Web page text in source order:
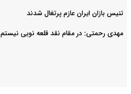
تنیس بازان ایران عازم پرتغال شدند
مهدی رحمتی: در مقام نقد قلعه نویی نیستم